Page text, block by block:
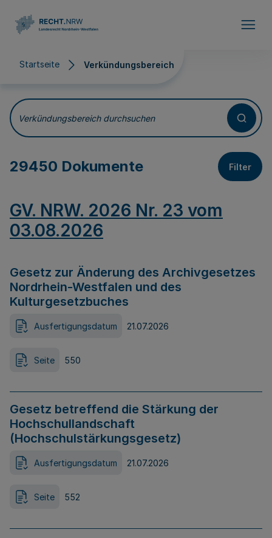
Startseite Verkündungsbereich
Verkündungsbereich
Verkündungsbereich durchsuchen
29450 Dokumente Filter
GV. NRW. 2026 Nr. 23 vom
03.08.2026
Gesetz zur Änderung des Archivgesetzes
Nordrhein-Westfalen und des
Kulturgesetzbuches
Ausfertigungsdatum 21.07.2026
Seite 550
Gesetz betreffend die Stärkung der
Hochschullandschaft
(Hochschulstärkungsgesetz)
Ausfertigungsdatum 21.07.2026
Seite 552